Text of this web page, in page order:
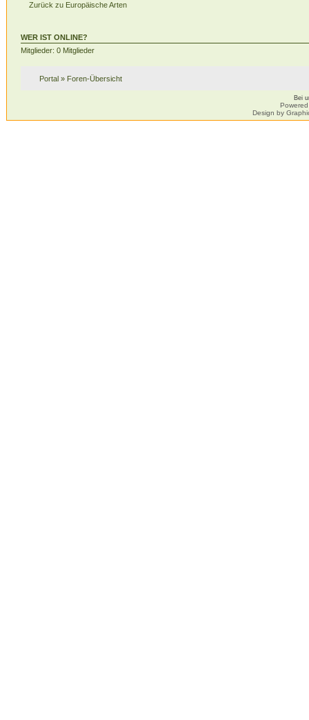
Zurück zu Europäische Arten
WER IST ONLINE?
Mitglieder: 0 Mitglieder
Portal » Foren-Übersicht
Bei
Design by